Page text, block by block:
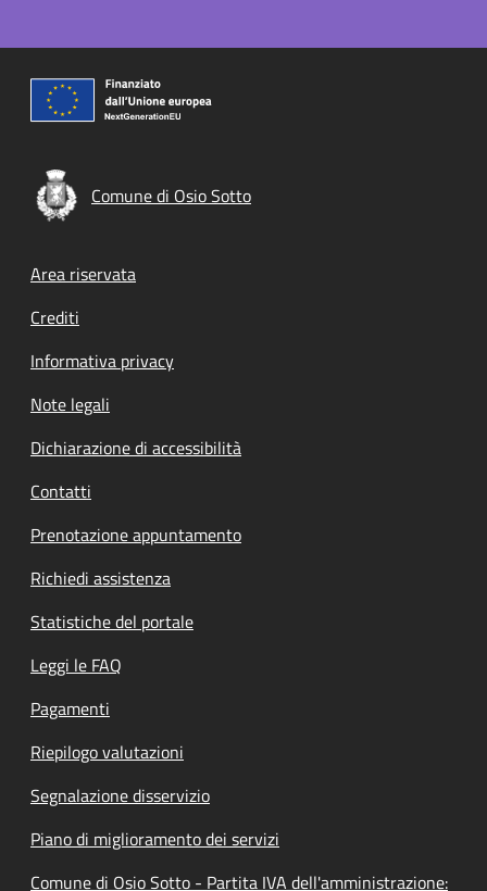
Comune di Osio Sotto
Footer menu
Area riservata
Crediti
Informativa privacy
Note legali
Dichiarazione di accessibilità
Contatti
Prenotazione appuntamento
Richiedi assistenza
Statistiche del portale
Leggi le FAQ
Pagamenti
Riepilogo valutazioni
Segnalazione disservizio
Piano di miglioramento dei servizi
Comune di Osio Sotto - Partita IVA dell'amministrazione: